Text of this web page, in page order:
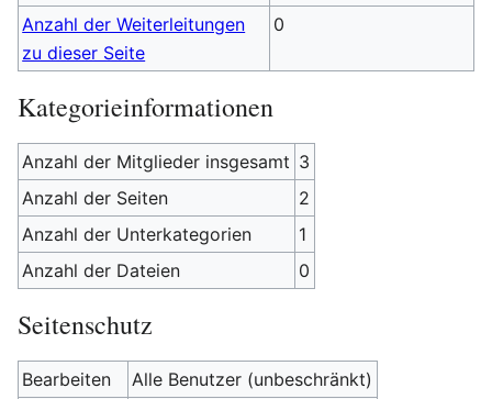
Anzahl der Weiterleitungen
zu dieser Seite
0
Kategorieinformationen
Anzahl der Mitglieder insgesamt 3
Anzahl der Seiten
2
Anzahl der Unterkategorien
1
Anzahl der Dateien
0
Seitenschutz
Bearbeiten
Alle Benutzer (unbeschränkt)